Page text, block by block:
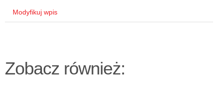
Modyfikuj wpis
Zobacz również: